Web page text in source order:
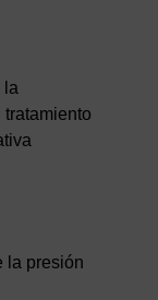
la
la presión